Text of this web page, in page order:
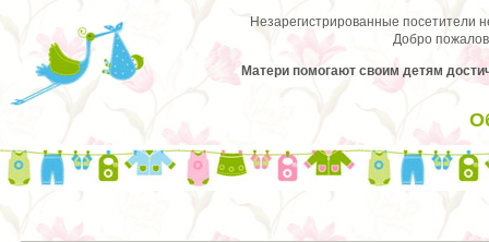
Незарегистрированные посетители
Добро
Матери помогают своим детям